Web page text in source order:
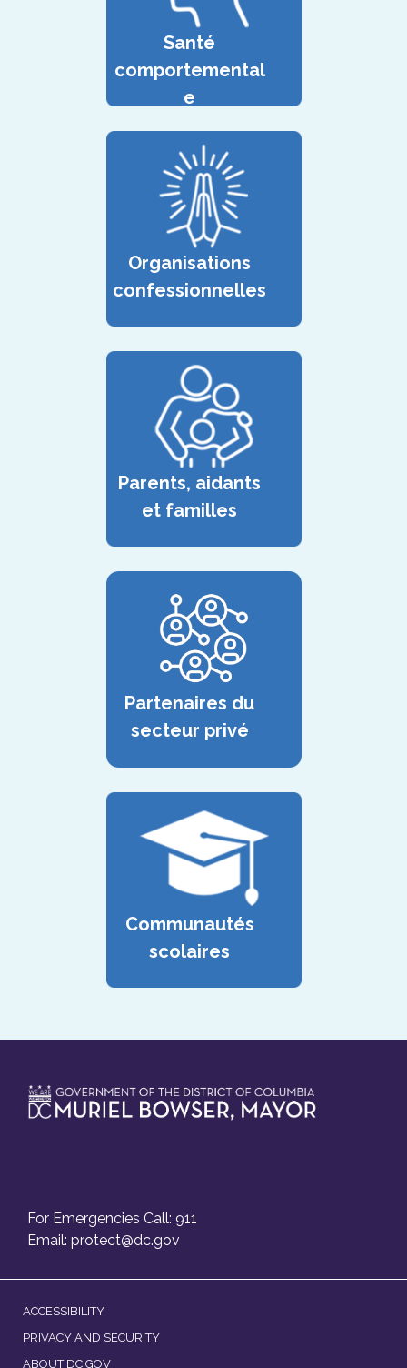
Santé
comportemental
e
Organisations
confessionnelles
Parents, aidants
et familles
Partenaires du
secteur privé
Communautés
scolaires
For Emergencies Call: 911
Email: protect@dc.gov
ACCESSIBILITY
PRIVACY AND SECURITY
ABOUT DC.GOV